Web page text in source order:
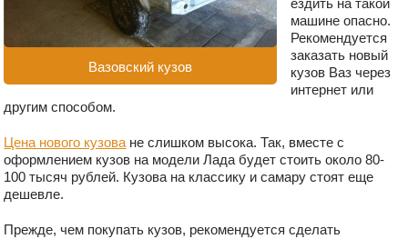
Вазовский кузов
ездить на такой
машине опасно.
Рекомендуется
заказать новый
кузов Ваз через
интернет или
другим способом.
Цена нового кузова не слишком высока. Так, вместе с
оформлением кузов на модели Лада будет стоить около 80-
100 тысяч рублей. Кузова на классику и самару стоят еще
дешевле.
Прежде, чем покупать кузов, рекомендуется сделать